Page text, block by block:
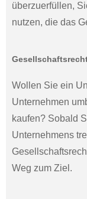
überzuerfüllen,
nutzen, die das
Wollen Sie ein
Unternehmen
kaufen? Sobald
Unternehmens
Weg zum Ziel.